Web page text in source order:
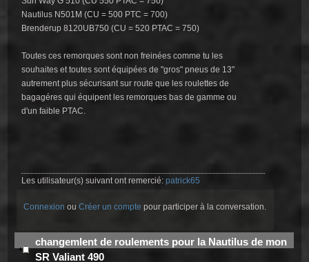
Nautilus N501M (CU = 500 PTC = 700)
Brenderup 8120UB750 (CU = 520 PTAC = 750)
Toutes ces remorques sont non freinées comme tu les
souhaites et toutes sont équipées de "gros" pneus de 13"
autrement plus sécurisant sur route que les roulettes de
bagagéres qui équipent les remorques bas de gamme ou
d'un faible PTAC.
Les utilisateur(s) suivant ont remercié:patrick65
Connexion ouCréer un compte pour participer à la conversation.
changemlent de roulements pour la Nautilus de mon
SR Valiant 490